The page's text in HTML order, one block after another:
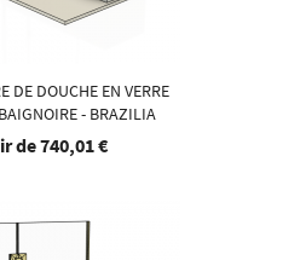
DE DOUCHE EN VERRE
- BRAZILIA
de740,01 €